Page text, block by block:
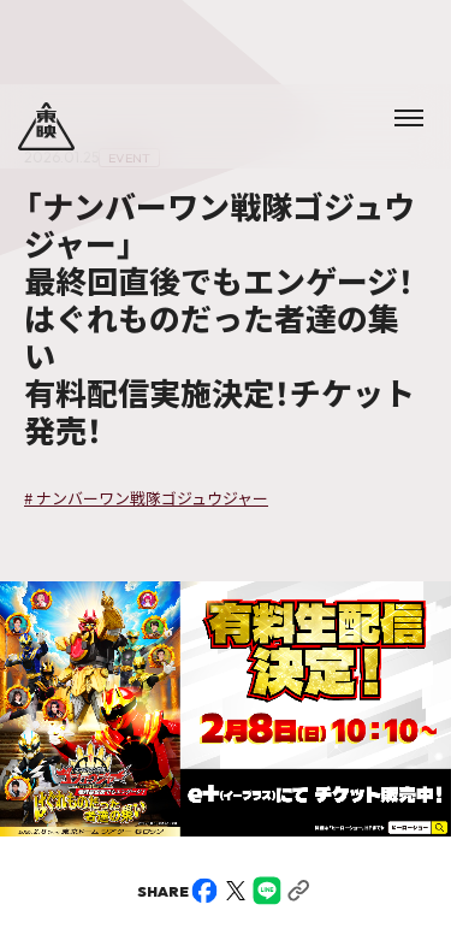
EVENT
「ナンバーワン戦隊ゴジュウ
ジャー」
最終回直後でもエンゲージ！
はぐれものだった者達の集
い
有料配信実施決定！チケット
発売！
# ナンバーワン戦隊ゴジュウジャー
SHARE